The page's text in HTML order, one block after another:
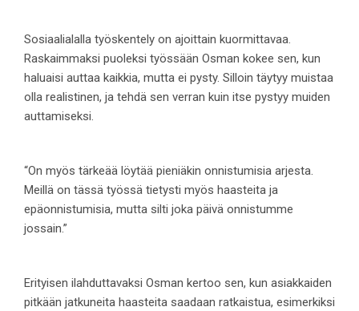
Sosiaalialalla työskentely on ajoittain kuormittavaa.
Raskaimmaksi puoleksi työssään Osman kokee sen, kun
haluaisi auttaa kaikkia, mutta ei pysty. Silloin täytyy muistaa
olla realistinen, ja tehdä sen verran kuin itse pystyy muiden
auttamiseksi.
“On myös tärkeää löytää pieniäkin onnistumisia arjesta.
Meillä on tässä työssä tietysti myös haasteita ja
epäonnistumisia, mutta silti joka päivä onnistumme
jossain.”
Erityisen ilahduttavaksi Osman kertoo sen, kun asiakkaiden
pitkään jatkuneita haasteita saadaan ratkaistua, esimerkiksi